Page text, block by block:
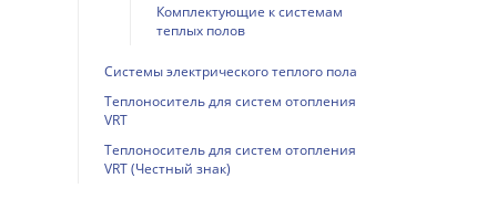
Комплектующие к системам
теплых полов
Системы электрического теплого пола
Теплоноситель для систем отопления
VRT
Теплоноситель для систем отопления
VRT (Честный знак)